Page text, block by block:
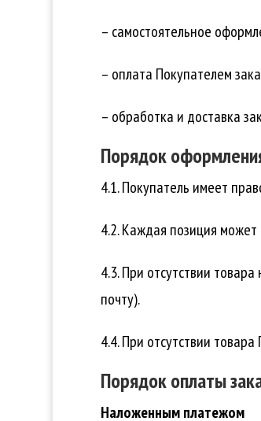
– самостоятельное
– оплата Покупателем
– обработка и доставка
Порядок
4.1. Покупатель имеет
4.2. Каждая позиция может
4.3. При отсутствии
почту).
4.4. При отсутствии
Порядок оплаты
Наложенным платежом